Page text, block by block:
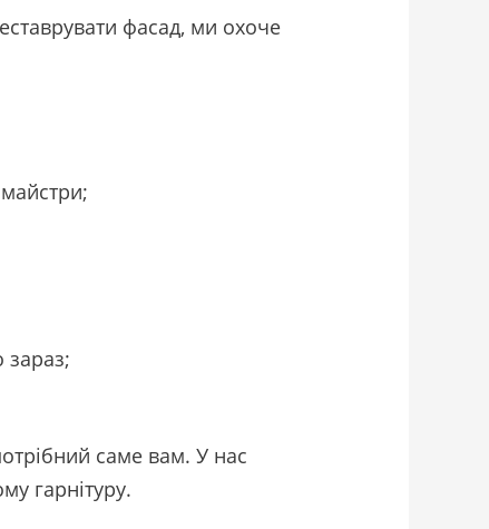
фасад, ми охоче
зараз;
саме вам. У нас
гарнітуру.